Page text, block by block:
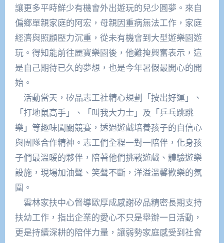
讓更多平時鮮少有機會外出遊玩的兒少圓夢。來自
偏鄉單親家庭的阿宏，母親因重病無法工作，家庭
經濟與照顧壓力沉重，從未有機會到大型遊樂園遊
玩。得知能前往麗寶樂園後，他難掩興奮表示，這
是自己期待已久的夢想，也是今年暑假最開心的開
始。
活動當天，矽品志工社精心規劃「按出好運」、
「打地鼠高手」、「叫我大力士」及「乒乓跳跳
樂」等趣味闖關競賽，透過遊戲培養孩子的自信心
與團隊合作精神。志工們全程一對一陪伴，化身孩
子們最溫暖的夥伴，陪著他們挑戰遊戲、體驗遊樂
設施，現場加油聲、笑聲不斷，洋溢溫馨歡樂的氛
圍。
雲林家扶中心督導歐厚成感謝矽品精密長期支持
扶幼工作，指出企業的愛心不只是舉辦一日活動，
更是持續深耕的陪伴力量，讓弱勢家庭感受到社會